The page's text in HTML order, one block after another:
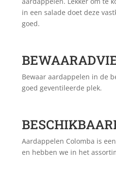
in een salade doet deze
goed.
Bewaar aardappelen in de
goed geventileerde plek.
Aardappelen Colomba is
en hebben we in het